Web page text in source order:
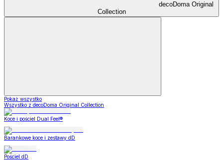
decoDoma Original
Collection
Pokaż wszystko
Wszystko z decoDoma Original Collection
Koce i pościel Dual Feel®
Barankowe koce i zestawy dD
Pościel dD